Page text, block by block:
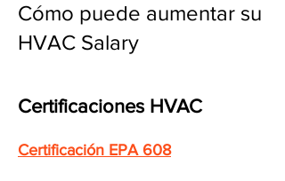
Cómo puede aumentar su
HVAC Salary
Certificaciones HVAC
Certificación EPA 608